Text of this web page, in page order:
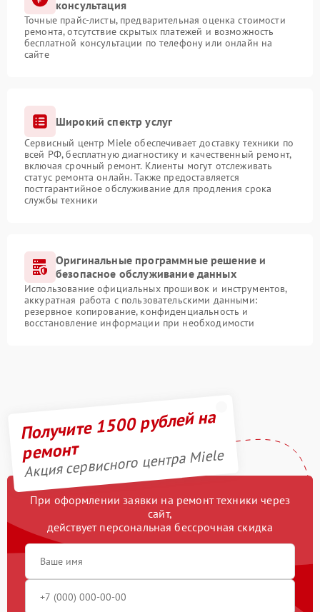
консультация
Точные прайс-листы, предварительная оценка стоимости
ремонта, отсутствие скрытых платежей и возможность
бесплатной консультации по телефону или онлайн на
сайте
Широкий спектр услуг
Сервисный центр Miele обеспечивает доставку техники по
всей РФ, бесплатную диагностику и качественный ремонт,
включая срочный ремонт. Клиенты могут отслеживать
статус ремонта онлайн. Также предоставляется
постгарантийное обслуживание для продления срока
службы техники
Оригинальные программные решение и
безопасное обслуживание данных
Использование официальных прошивок и инструментов,
аккуратная работа с пользовательскими данными:
резервное копирование, конфиденциальность и
восстановление информации при необходимости
Получите 1500 рублей на
ремонт
Акция сервисного центра Miele
При оформлении заявки на ремонт техники через
сайт,
действует персональная бессрочная скидка